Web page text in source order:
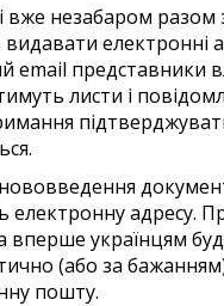
вже незабаром разом
електронні
email представники
листи і
електронну адресу.
вперше українцям
(або за
пошту.